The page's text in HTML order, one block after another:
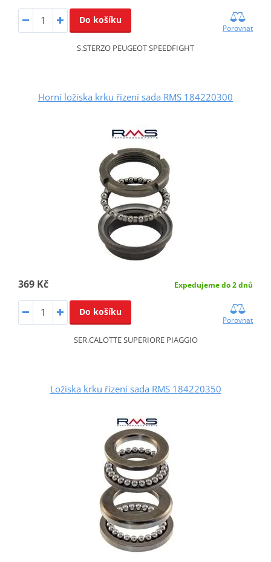
Do košíku
Porovnat
S.STERZO PEUGEOT SPEEDFIGHT
Horní ložiska krku řízení sada RMS 184220300
369 Kč Expedujeme do 2 dnů
Do košíku
Porovnat
SER.CALOTTE SUPERIORE PIAGGIO
Ložiska krku řízení sada RMS 184220350